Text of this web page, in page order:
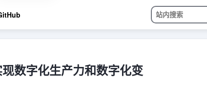
数字化生产力和数字化变